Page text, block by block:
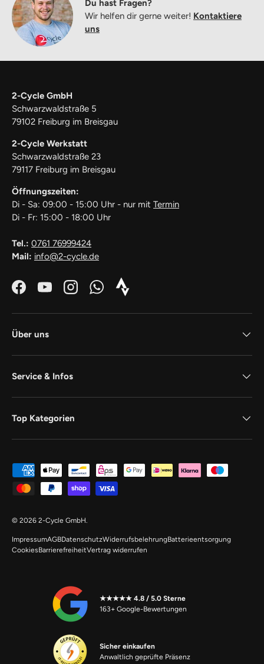
Du hast Fragen?
Wir helfen dir gerne weiter! Kontaktiere
uns
2-Cycle GmbH
Schwarzwaldstraße 5
79102 Freiburg im Breisgau
2-Cycle Werkstatt
Schwarzwaldstraße 23
79117 Freiburg im Breisgau
Öffnungszeiten:
Di - Sa: 09:00 - 15:00 Uhr - nur mit Termin
Di - Fr: 15:00 - 18:00 Uhr
Tel.: 0761 76999424
Mail: info@2-cycle.de
FacebookYouTubeInstagramWhatsAppStrava_Icon_Logo_white1
Über uns
Service & Infos
Top Kategorien
Zahlungsmethoden
© 2026 2-Cycle GmbH
ImpressumAGBDatenschutzWiderrufsbelehrungBatterieentsorgung
CookiesBarrierefreiheitVertrag widerrufen
★★★★★ 4.8 / 5.0 Sterne
163+ Google-Bewertungen
Sicher einkaufen
Anwaltlich geprüfte Präsenz